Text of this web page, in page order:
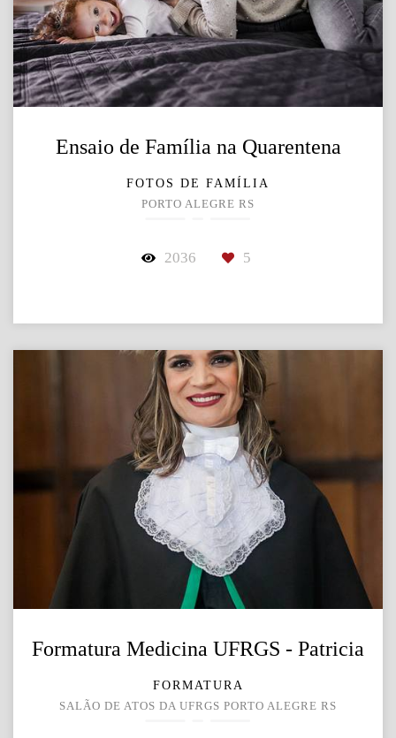
Ensaio de Família na Quarentena
FOTOS DE FAMÍLIA
PORTO ALEGRE RS
2036 5
Formatura Medicina UFRGS - Patricia
FORMATURA
SALÃO DE ATOS DA UFRGS PORTO ALEGRE RS